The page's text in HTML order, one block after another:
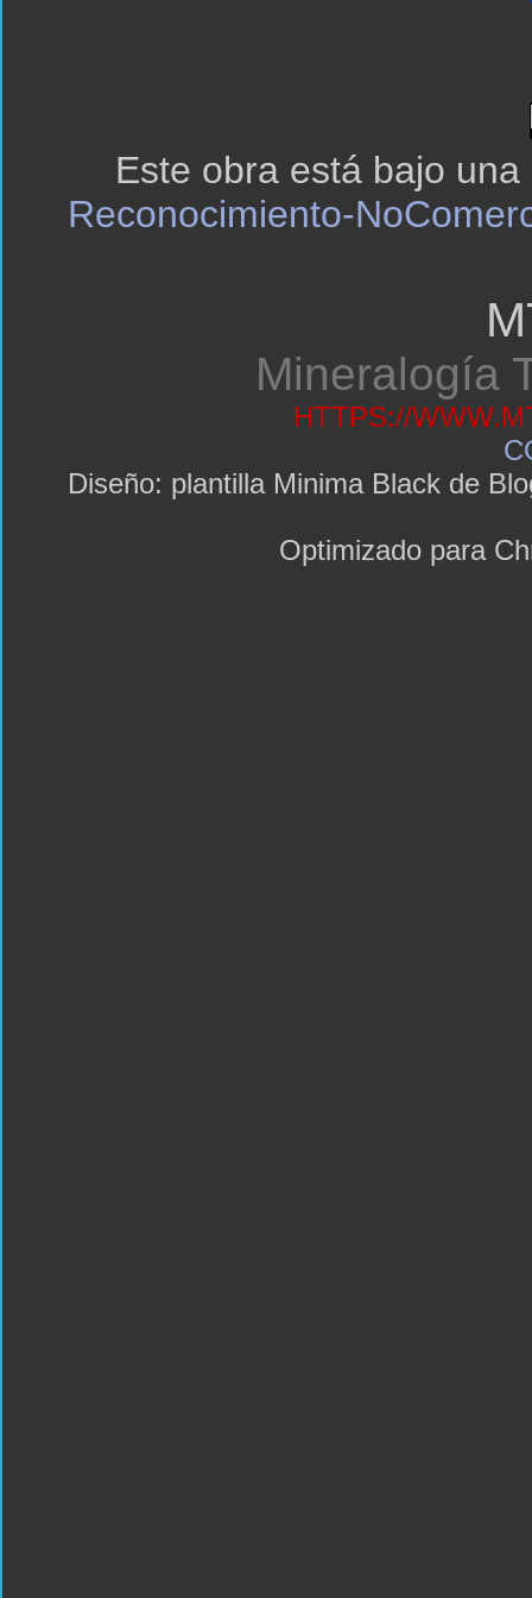
Este obra está bajo una
Reconocimiento-
Mineralogía
HTTPS://
Diseño: plantilla Minima Black de
Optimizado para